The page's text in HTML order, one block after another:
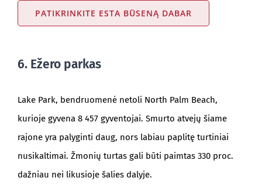
PATIKRINKITE ESTA BŪSENĄ DABAR
6. Ežero parkas
Lake Park, bendruomenė netoli North Palm Beach,
kurioje gyvena 8 457 gyventojai. Smurto atvejų šiame
rajone yra palyginti daug, nors labiau paplitę turtiniai
nusikaltimai. Žmonių turtas gali būti paimtas 330 proc.
dažniau nei likusioje šalies dalyje.